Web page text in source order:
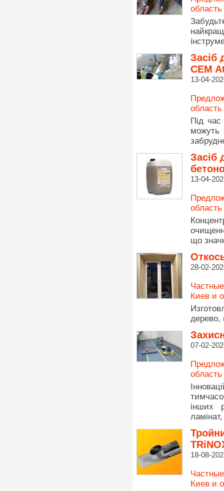
область
Засіб
CEM
13-04-
область
Під
Засіб
13-04-
область
що
28-02-
Киев и
дерево,
07-02-
область
інших
18-08-
Киев и